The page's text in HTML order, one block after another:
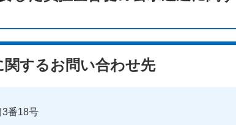
関するお問い合わせ先
3番18号